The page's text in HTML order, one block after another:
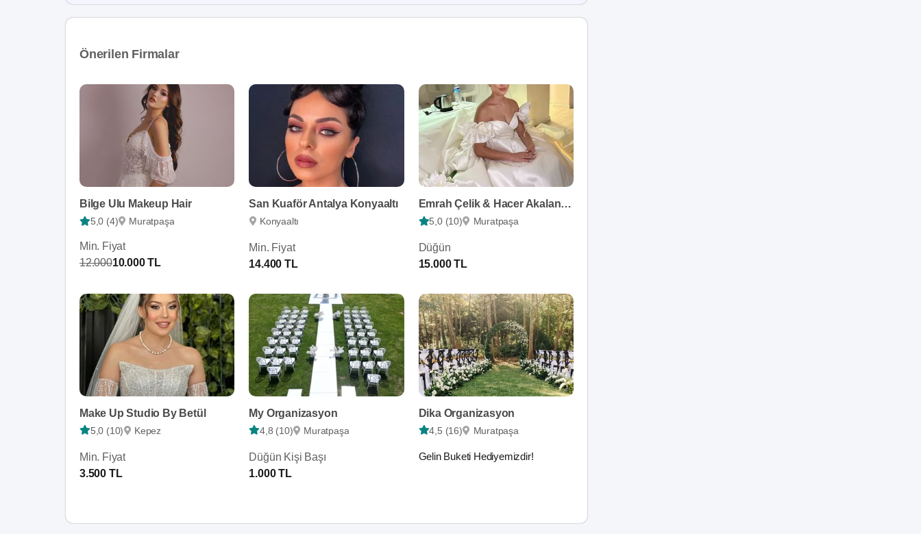
Önerilen Firmalar
Bilge Ulu Makeup Hair
5,0 (4) Muratpaşa
Min. Fiyat
12.00010.000 TL
San Kuaför Antalya Konyaaltı
Konyaaltı
Min. Fiyat
14.400 TL
Emrah Çelik & Hacer Akalan Hair & Makeup
5,0 (10) Muratpaşa
Düğün
15.000 TL
Make Up Studio By Betül
5,0 (10) Kepez
Min. Fiyat
3.500 TL
My Organizasyon
4,8 (10) Muratpaşa
Düğün Kişi Başı
1.000 TL
Dika Organizasyon
4,5 (16) Muratpaşa
Gelin Buketi Hediyemizdir!